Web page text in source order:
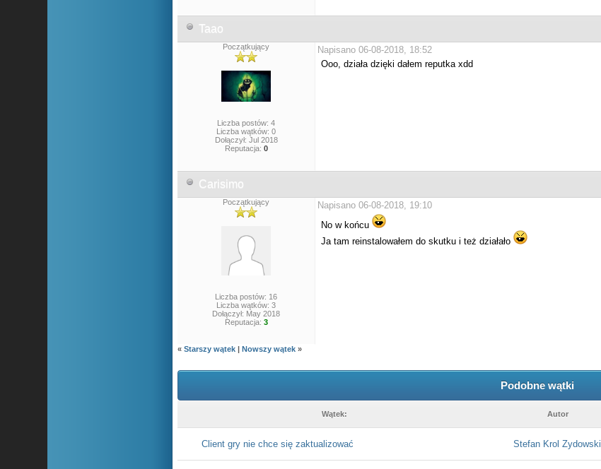
Taao
Początkujący
Liczba postów: 4
Liczba wątków: 0
Dołączył: Jul 2018
Reputacja: 0
Napisano 06-08-2018, 18:52
Ooo, działa dzięki dałem reputka xdd
Carisimo
Początkujący
Liczba postów: 16
Liczba wątków: 3
Dołączył: May 2018
Reputacja: 3
Napisano 06-08-2018, 19:10
No w końcu
Ja tam reinstalowałem do skutku i też działało
«Starszy wątek |Nowszy wątek »
Podobne wątki
Wątek: Autor
Client gry nie chce się zaktualizować Stefan Krol Zydowski